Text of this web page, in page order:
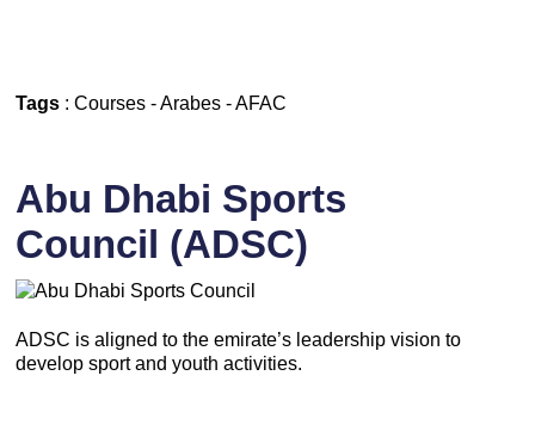
Tags: Courses-Arabes-AFAC
Abu Dhabi Sports
Council (ADSC)
ADSC is aligned to the emirate’s leadership vision to
develop sport and youth activities.